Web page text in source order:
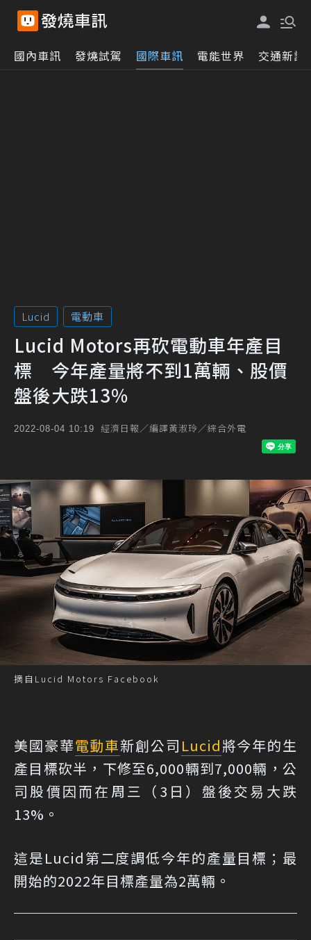
國內車訊 發燒試駕 國際車訊 電能世界 交通新訊
Lucid 電動車
Lucid Motors再砍電動車年產目
標 今年產量將不到1萬輛、股價
盤後大跌13%
2022-08-04 10:19 經濟日報／編譯黃淑玲／綜合外電
摘自Lucid Motors Facebook
美國豪華電動車新創公司 Lucid將今年的生
產目標砍半，下修至6,000輛到7,000輛，公
司股價因而在周三（3日）盤後交易大跌
13%。
這是Lucid第二度調低今年的產量目標；最
開始的2022年目標產量為2萬輛。